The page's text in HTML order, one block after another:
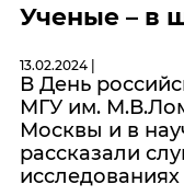
Ученые – в
13.02.2024 |
В День
МГУ им.
Москвы и в
рассказали
исследованиях